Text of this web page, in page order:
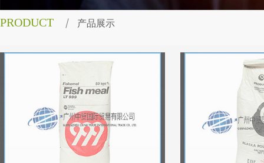
PRODUCT 产品展示